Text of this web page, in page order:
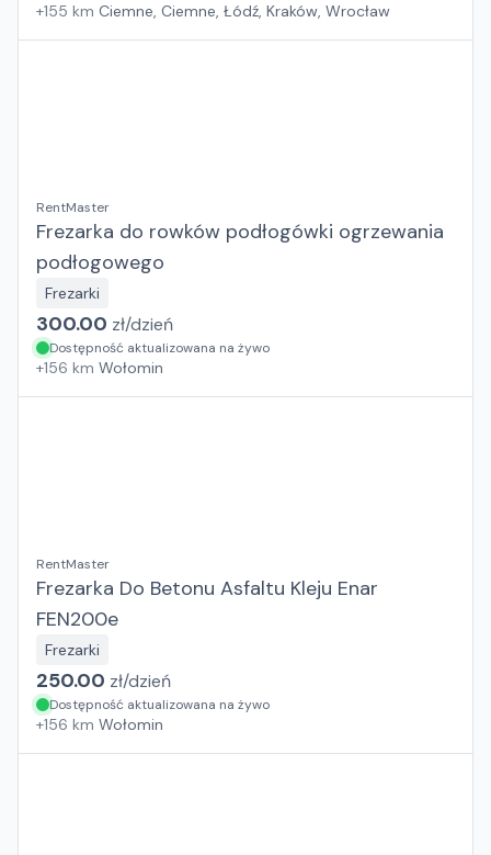
+155 km Ciemne, Ciemne, Łódź, Kraków, Wrocław
RentMaster
Frezarka do rowków podłogówki ogrzewania
podłogowego
Frezarki
300.00 zł/dzień
Dostępność aktualizowana na żywo
+156 km Wołomin
RentMaster
Frezarka Do Betonu Asfaltu Kleju Enar
FEN200e
Frezarki
250.00 zł/dzień
Dostępność aktualizowana na żywo
+156 km Wołomin